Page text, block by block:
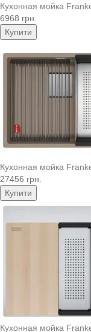
Кухонная мойка
6968 грн.
Купити
Кухонная мойка
27456 грн.
Купити
Кухонная мойка